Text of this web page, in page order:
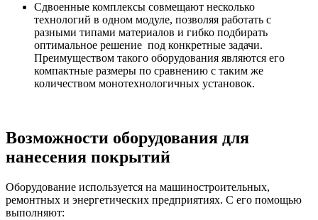
Сдвоенные комплексы совмещают несколько
технологий в одном модуле, позволяя работать с
разными типами материалов и гибко подбирать
оптимальное решение под конкретные задачи.
Преимуществом такого оборудования являются его
компактные размеры по сравнению с таким же
количеством монотехнологичных установок.
Возможности оборудования для
нанесения покрытий
Оборудование используется на машиностроительных,
ремонтных и энергетических предприятиях. С его помощью
выполняют: